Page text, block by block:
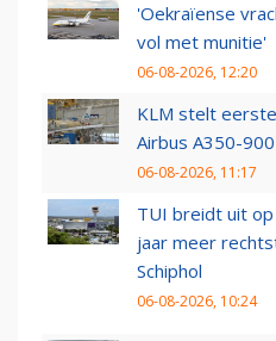
'Oekraïense
vol met munitie'
06-08-2026, 12:20
KLM stelt
Airbus A350-
06-08-2026, 11:17
TUI breidt uit op
jaar meer
Schiphol
06-08-2026, 10:24